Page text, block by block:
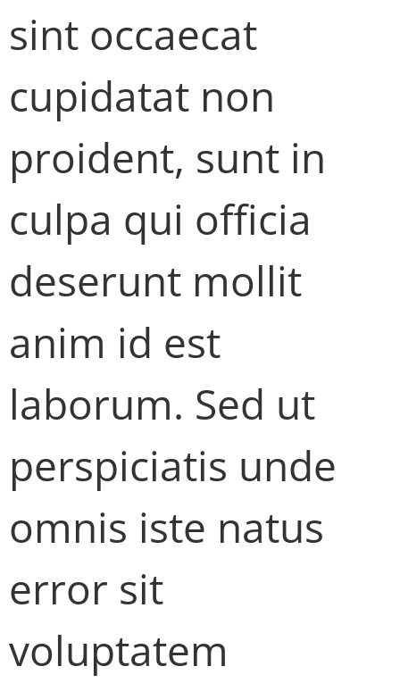
sint occaecat
cupidatat non
proident, sunt in
culpa qui officia
deserunt mollit
anim id est
laborum. Sed ut
perspiciatis unde
omnis iste natus
error sit
voluptatem